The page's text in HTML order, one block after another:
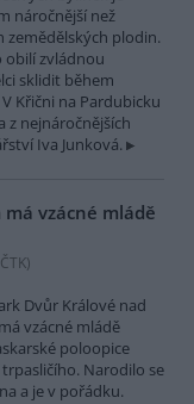
náročnější než
zemědělských plodin.
obilí zvládnou
sklidit během
Křični na Pardubicku
z nejnáročnějších
Iva Junková.
vzácné mládě
ČTK)
Dvůr Králové nad
vzácné mládě
poloopice
Narodilo se
a je v pořádku.